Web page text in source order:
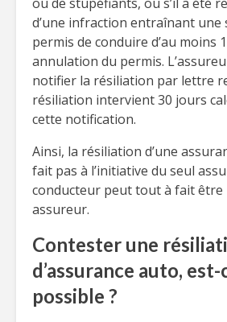
d’une infraction entraînant une
permis de conduire d’au moins
annulation du permis.
notifier la résiliation par lettre
résiliation intervient 30 jours
cette notification.
Ainsi, la résiliation d’une
fait pas à l’initiative du seul
conducteur peut tout à fait être
assureur.
Contester une
d’assurance auto, est-
possible ?